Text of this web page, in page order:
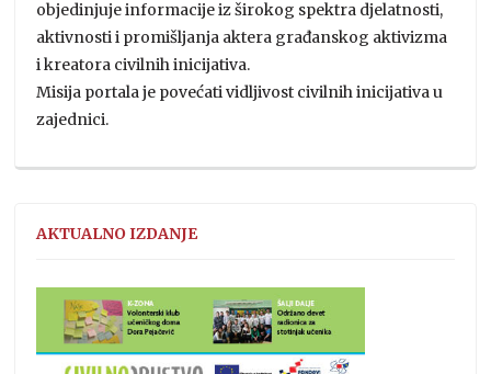
objedinjuje informacije iz širokog spektra djelatnosti,
aktivnosti i promišljanja aktera građanskog aktivizma
i kreatora civilnih inicijativa.
Misija portala je povećati vidljivost civilnih inicijativa u
zajednici.
AKTUALNO IZDANJE